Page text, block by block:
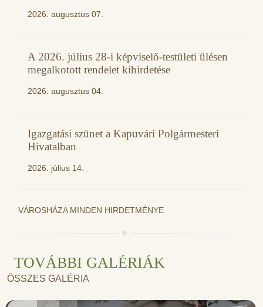
2026. augusztus 07.
A 2026. július 28-i képviselő-testületi ülésen
megalkotott rendelet kihirdetése
2026. augusztus 04.
Igazgatási szünet a Kapuvári Polgármesteri
Hivatalban
2026. július 14.
VÁROSHÁZA MINDEN HIRDETMÉNYE
TOVÁBBI GALÉRIÁK
ÖSSZES GALÉRIA